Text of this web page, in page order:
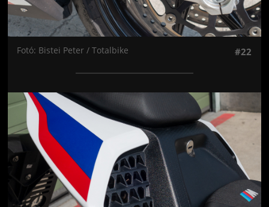
Fotó: Bistei Peter / Totalbike #22
Jön még kép!